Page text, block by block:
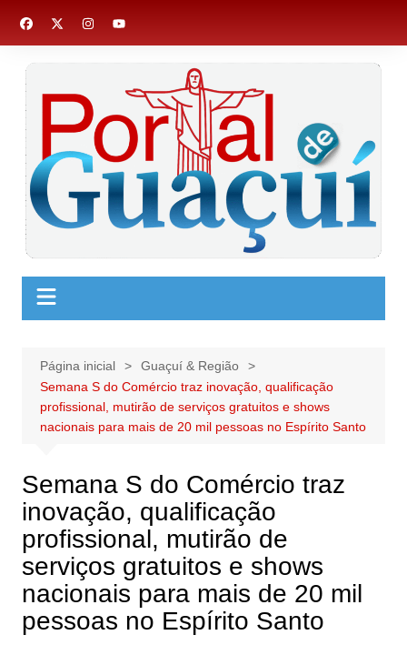
para
Página inicial
Guaçuí & Região
Semana S do Comércio traz inovação, qualificação
profissional, mutirão de serviços gratuitos e shows
nacionais para mais de 20 mil pessoas no Espírito Santo
Semana S do Comércio traz
inovação, qualificação
profissional, mutirão de
serviços gratuitos e shows
nacionais para mais de 20 mil
pessoas no Espírito Santo